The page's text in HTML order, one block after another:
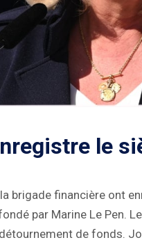
le
brigade financière ont
par Marine Le Pen.
de fonds.